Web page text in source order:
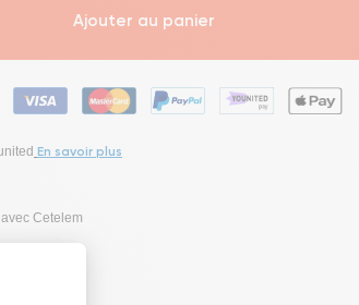
Ajouter au panier
En savoir plus
Cetelem